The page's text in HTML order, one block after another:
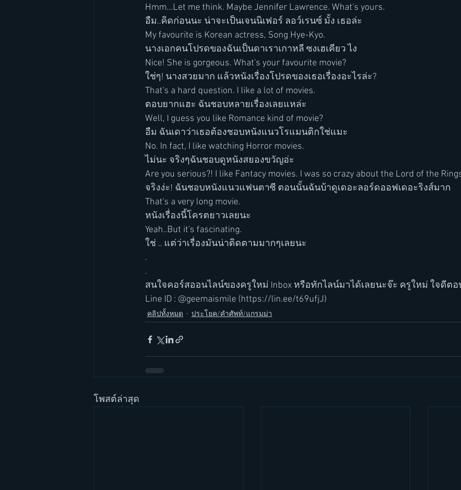
Hmm...Let me think. Maybe Jennifer Lawrence. What's yours.
อืม..คิดก่อนนะ น่าจะเป็นเจนนิเฟอร์ ลอว์เรนซ์ มั้ง เธอล่ะ
My favourite is Korean actress, Song Hye-Kyo.
นางเอกคนโปรดของฉันเป็นดาเราเกาหลี ซงเฮเคียว ไง
Nice! She is gorgeous. What's your favourite movie?
ใช่ๆ! นางสวยมาก แล้วหนังเรื่องโปรดของเธอเรื่องอะไรล่ะ?
That's a hard question. I like a lot of movies.
ตอบยากแฮะ ฉันชอบหลายเรื่องเลยแหล่ะ
Well, I guess you like Romance kind of movie?
อืม ฉันเดาว่าเธอต้องชอบหนังแนวโรแมนติกใช่แมะ
No. In fact, I like watching Horror movies.
ไม่นะ จริงๆฉันชอบดูหนังสยองขวัญอ่ะ
Are you serious?! I like Fantacy movies. I was so crazy about the Lord of the
จริงง่ะ! ฉันชอบหนังแนวแฟนตาซี ตอนนั้นฉันบ้าดูเดอะลอร์ดออฟเดอะริงส์มาก
That's a very long movie.
หนังเรื่องนี้โครตยาวเลยนะ
Yeah..But it's fascinating.
ใช่ .. แต่ว่าเรื่องมันน่าติดตามมากๆเลยนะ
.
.
สนใจคอร์สออนไลน์ของครูใหม่ Inbox หรือทักไลน์มาได้เลยนะจ๊ะ ครูใหม่ ใจดีต
Line ID : @geemaismile (https://lin.ee/t69ufjJ)
คลิปทั้งหมด ประโยค/คำศัพท์/แกรมม่า
โพสต์ล่าสุด